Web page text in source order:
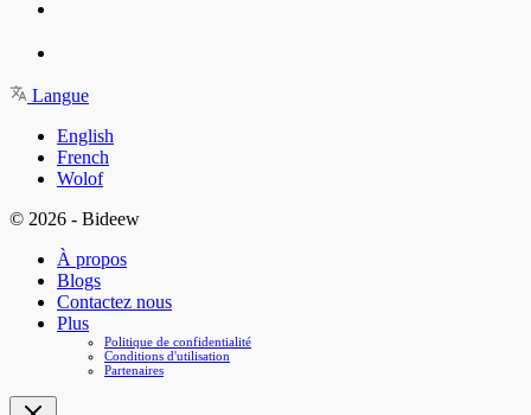
Langue
English
French
Wolof
© 2026 - Bideew
À propos
Blogs
Contactez nous
Plus
Politique de confidentialité
Conditions d'utilisation
Partenaires